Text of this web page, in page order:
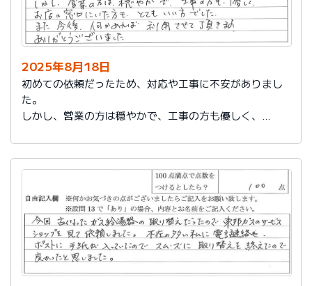
2025年8月18日
初めての依頼だったため、対応や工事に不安がありまし
た。
しかし、営業の方は穏やかで、工事の方も優しく、
また今後、何かあれば利用させて頂きます。
ありがとうございました。